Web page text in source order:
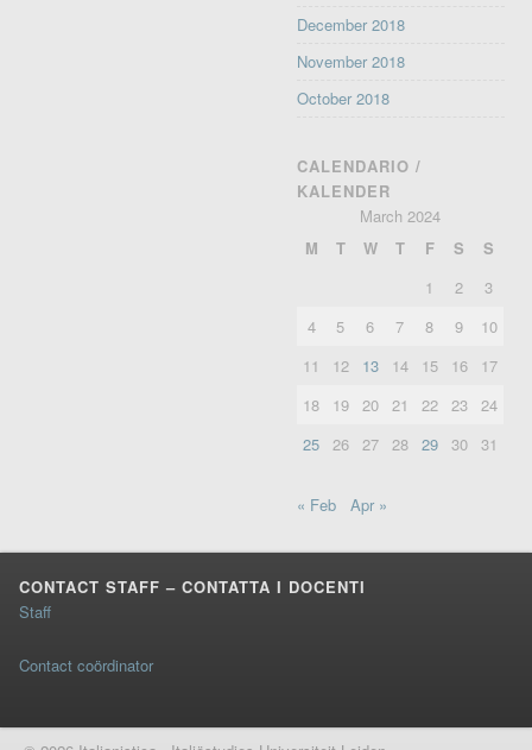
December 2018
November 2018
October 2018
CALENDARIO /
KALENDER
March 2024
M
T W T F S
S
1
2
3
4
5 6 7 8 9
10
11
12 13 14 15 16
17
18
19 20 21 22 23
24
25
26 27 28 29 30 31
« Feb Apr »
CONTACT STAFF – CONTATTA I DOCENTI
Staff
Contact coördinator